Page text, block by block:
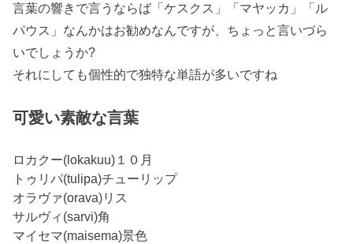
言葉の響きで言うならば「ケスクス」「マヤッカ」「ル
パウス」なんかはお勧めなんですが、ちょっと言いづら
いでしょうか?
それにしても個性的で独特な単語が多いですね
可愛い素敵な言葉
ロカクー(lokakuu)１０月
トゥリパ(tulipa)チューリップ
オラヴァ(orava)リス
サルヴィ(sarvi)角
マイセマ(maisema)景色